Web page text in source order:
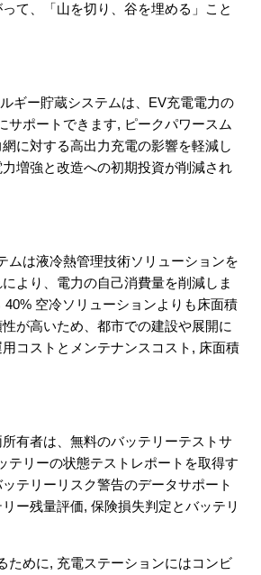
て、「山を切り、谷を埋める」こと
ギー貯蔵システムは、EV充電電力の
サポートできます, ピークパワースム
に対する高出力充電の影響を軽減し
増強と改造への初期投資が削減され
ムは液冷熱管理技術ソリューションを
より、電力の自己消費量を削減しま
40% 空冷ソリューションよりも床面積
が高いため、都市での建設や展開に
コストとメンテナンスコスト, 床面積
有者は、無料のバッテリーテストサ
テリーの状態テストレポートを取得す
テリーリスク警告のデータサポート
ー残量評価, 保険損失判定とバッテリ
ために, 充電ステーションにはコンビ